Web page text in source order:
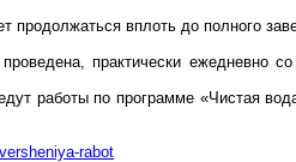
вплоть до полного
практически ежедневно
работы по программе «Чистая
rabot